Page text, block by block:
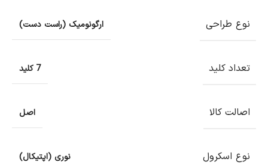
نوع طراحی ارگونومیک (راست دست)
تعداد کلید 7 کلید
اصالت کالا اصل
نوع اسکرول نوری (اپتیکال)